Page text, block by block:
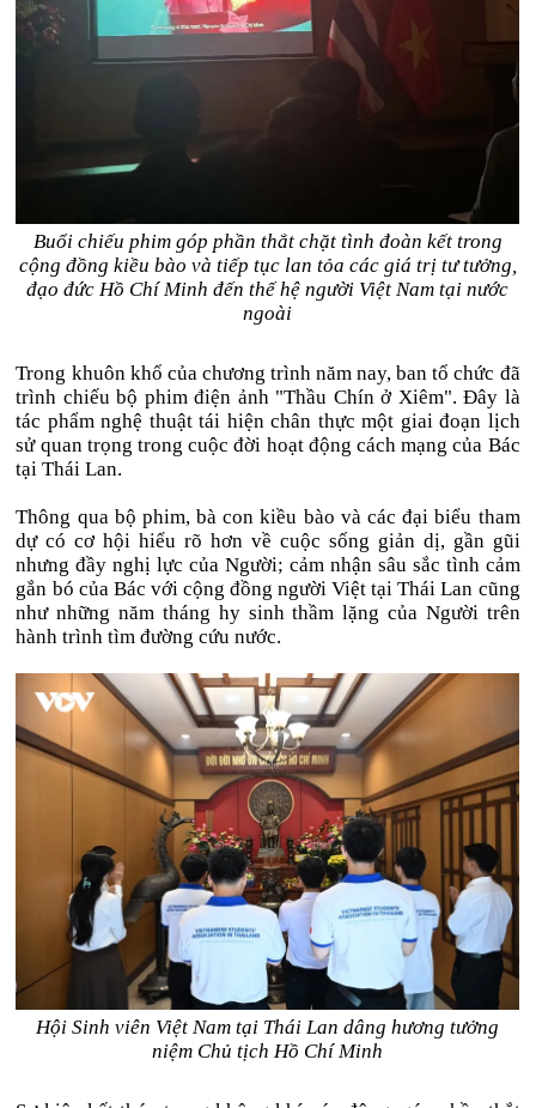
Buổi chiếu phim góp phần thắt chặt tình đoàn kết trong
cộng đồng kiều bào và tiếp tục lan tỏa các giá trị tư tưởng,
đạo đức Hồ Chí Minh đến thế hệ người Việt Nam tại nước
ngoài
Trong khuôn khổ của chương trình năm nay, ban tổ chức đã
trình chiếu bộ phim điện ảnh "Thầu Chín ở Xiêm". Đây là
tác phẩm nghệ thuật tái hiện chân thực một giai đoạn lịch
sử quan trọng trong cuộc đời hoạt động cách mạng của Bác
tại Thái Lan.
Thông qua bộ phim, bà con kiều bào và các đại biểu tham
dự có cơ hội hiểu rõ hơn về cuộc sống giản dị, gần gũi
nhưng đầy nghị lực của Người; cảm nhận sâu sắc tình cảm
gắn bó của Bác với cộng đồng người Việt tại Thái Lan cũng
như những năm tháng hy sinh thầm lặng của Người trên
hành trình tìm đường cứu nước.
Hội Sinh viên Việt Nam tại Thái Lan dâng hương tưởng
niệm Chủ tịch Hồ Chí Minh